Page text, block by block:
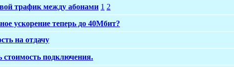
трафик между абонами 1 2
ускорение теперь до 40Мбит?
на отдачу
стоимость подключения.